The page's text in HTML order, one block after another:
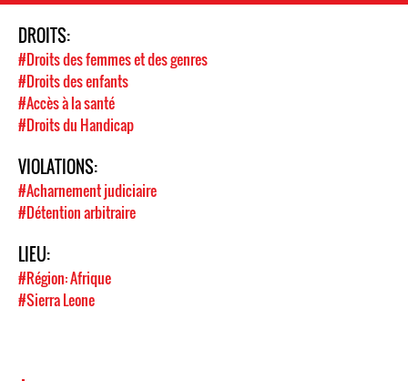
DROITS:
#Droits des femmes et des genres
#Droits des enfants
#Accès à la santé
#Droits du Handicap
VIOLATIONS:
#Acharnement judiciaire
#Détention arbitraire
LIEU:
#Région: Afrique
#Sierra Leone